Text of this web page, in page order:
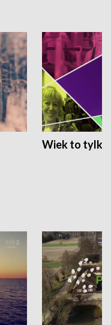
Wiek to tylko